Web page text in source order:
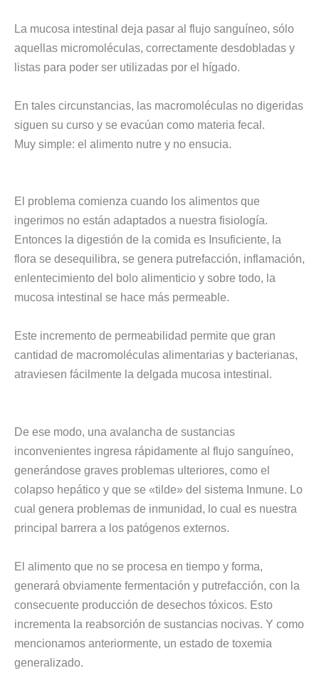
La mucosa intestinal deja pasar al flujo sanguíneo, sólo
aquellas micromoléculas, correctamente desdobladas y
listas para poder ser utilizadas por el hígado.
En tales circunstancias, las macromoléculas no digeridas
siguen su curso y se evacúan como materia fecal.
Muy simple: el alimento nutre y no ensucia.
El problema comienza cuando los alimentos que
ingerimos no están adaptados a nuestra fisiología.
Entonces la digestión de la comida es Insuficiente, la
flora se desequilibra, se genera putrefacción, inflamación,
enlentecimiento del bolo alimenticio y sobre todo, la
mucosa intestinal se hace más permeable.
Este incremento de permeabilidad permite que gran
cantidad de macromoléculas alimentarias y bacterianas,
atraviesen fácilmente la delgada mucosa intestinal.
De ese modo, una avalancha de sustancias
inconvenientes ingresa rápidamente al flujo sanguíneo,
generándose graves problemas ulteriores, como el
colapso hepático y que se «tilde» del sistema Inmune. Lo
cual genera problemas de inmunidad, lo cual es nuestra
principal barrera a los patógenos externos.
El alimento que no se procesa en tiempo y forma,
generará obviamente fermentación y putrefacción, con la
consecuente producción de desechos tóxicos. Esto
incrementa la reabsorción de sustancias nocivas. Y como
mencionamos anteriormente, un estado de toxemia
generalizado.